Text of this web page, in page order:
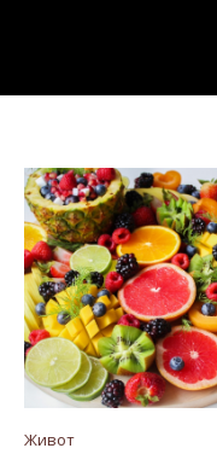
Живот